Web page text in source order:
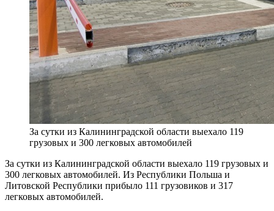
За сутки из Калининградской области выехало 119
грузовых и 300 легковых автомобилей
За сутки из Калининградской области выехало 119 грузовых и
300 легковых автомобилей. Из Республики Польша и
Литовской Республики прибыло 111 грузовиков и 317
легковых автомобилей.